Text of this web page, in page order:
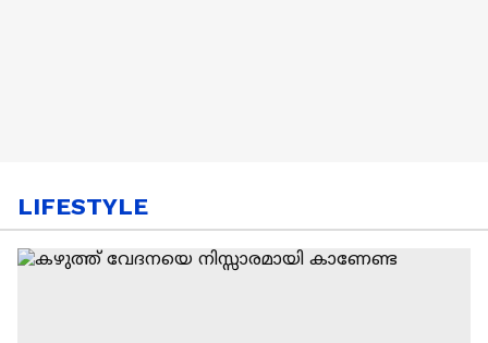
LIFESTYLE